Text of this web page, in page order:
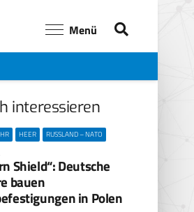
Menü
interessieren
HEER RUSSLAND – NATO
Shield“: Deutsche
bauen
in Polen